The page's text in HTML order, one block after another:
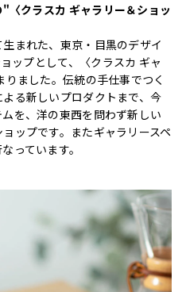
クラスカ ギャラリー＆ショッ
まれた、東京・目黒のデザイ
ップとして、〈クラスカ ギャ
ました。伝統の手仕事でつく
る新しいプロダクトまで、今
を、洋の東西を問わず新しい
ップです。またギャラリースペ
っています。